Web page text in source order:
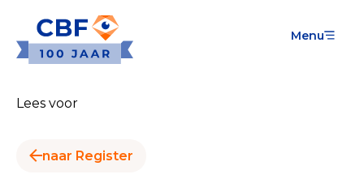
Menu
Goede Doelen
CBF-Erkenning aanvragen
Lees voor
naar Register